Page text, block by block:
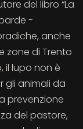
del libro “La
-
anche
zone di Trento
il lupo non è
gli animali da
prevenzione
del pastore,